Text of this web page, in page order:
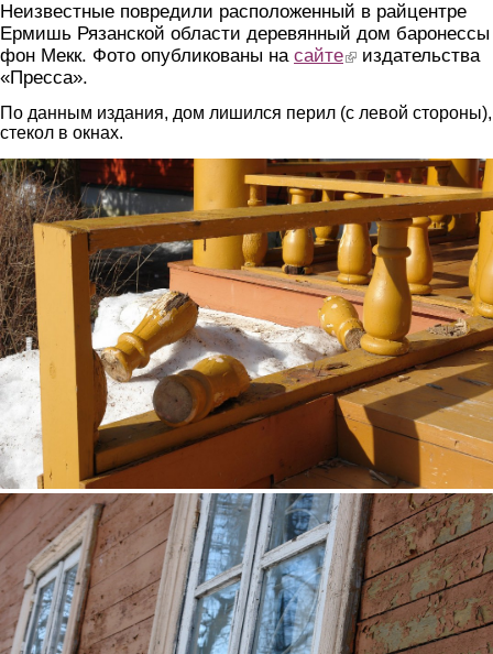
Неизвестные повредили расположенный в райцентре
Ермишь Рязанской области деревянный дом баронессы
фон Мекк. Фото опубликованы на сайте(link is external)
издательства
«Пресса».
По данным издания, дом лишился перил (с левой стороны),
стекол в окнах.
2.jpg
1.jpg